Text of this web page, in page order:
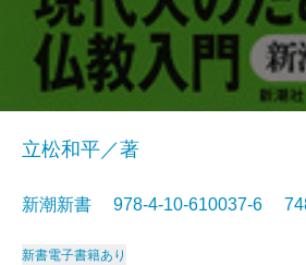
立松和平／著
新潮新書 978-4-10-610037-6
新書電子書籍あり